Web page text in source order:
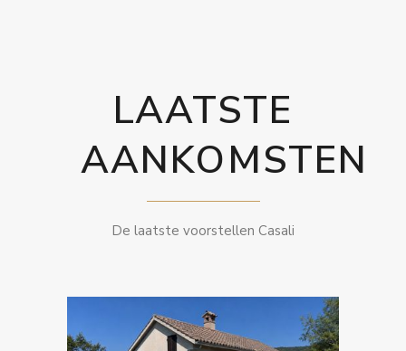
LAATSTE
AANKOMSTEN
De laatste voorstellen Casali